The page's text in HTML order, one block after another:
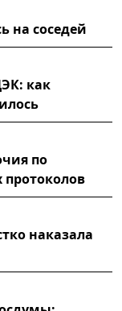
на соседей
как
по
наказала